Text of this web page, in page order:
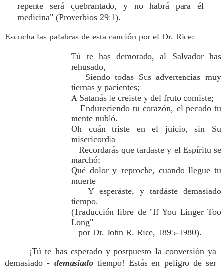
repente será quebrantado, y no habrá para él
medicina" (Proverbios 29:1).
Escucha las palabras de esta canción por el Dr. Rice:
Tú te has demorado, al Salvador has
rehusado,
Siendo todas Sus advertencias muy
tiernas y pacientes;
A Satanás le creiste y del fruto comiste;
Endureciendo tu corazón, el pecado tu
mente nubló.
Oh cuán triste en el juicio, sin Su
misericordia
Recordarás que tardaste y el Espíritu se
marchó;
Qué dolor y reproche, cuando llegue tu
muerte
Y esperáste, y tardáste demasiado
tiempo.
(Traducción libre de "If You Linger Too
Long"
por Dr. John R. Rice, 1895-1980).
¡Tú te has esperado y postpuesto la conversión ya
demasiado - demasiado tiempo! Estás en peligro de ser